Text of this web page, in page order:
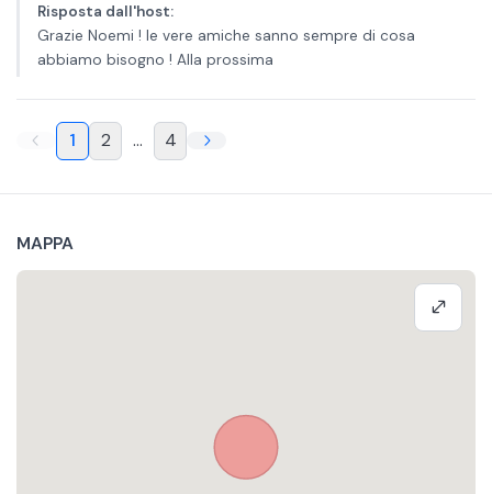
Risposta dall'host:
Grazie Noemi ! le vere amiche sanno sempre di cosa
abbiamo bisogno ! Alla prossima
1 2 ... 4
MAPPA